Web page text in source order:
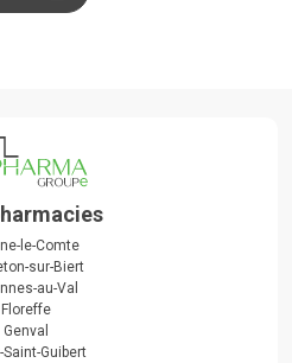
le-Comte
sur-Biert
au-Val
Floreffe
Genval
Saint-Guibert